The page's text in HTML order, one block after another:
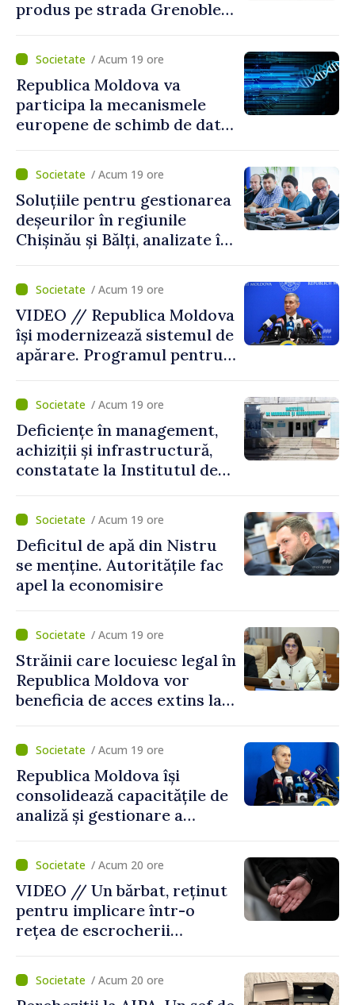
produs pe strada Grenoble
/ Acum 19 ore
Republica Moldova va
participa la mecanismele
europene de schimb de date
/ Acum 19 ore
Soluțiile pentru gestionarea
deșeurilor în regiunile
Chișinău și Bălți, analizate în
/ Acum 19 ore
VIDEO // Republica Moldova
își modernizează sistemul de
apărare. Programul pentru
de Guvern. Anatolie Nosatîi:
„În contextul actual de
securitate, implementarea
Programului Strategiei
Naționale de Apărare
pentru consolidarea
statului”
/ Acum 19 ore
Deficiențe în management,
achiziții și infrastructură,
constatate la Institutul de
Neurochirurgie „Diomid
Gherman”. Ministerul
Sănătății cere un plan de
remediere
/ Acum 19 ore
Deficitul de apă din Nistru
se menține. Autoritățile fac
apel la economisire
/ Acum 19 ore
Străinii care locuiesc legal în
Republica Moldova vor
beneficia de acces extins la
socială și financiară
/ Acum 19 ore
Republica Moldova își
consolidează capacitățile de
analiză și gestionare a
securității naționale.
Metodologia aprobată de
Guvern
/ Acum 20 ore
VIDEO // Un bărbat, reținut
pentru implicare într-o
rețea de escrocherii
curieri și colectat banii
obținuți ilegal/ Acum 20 ore